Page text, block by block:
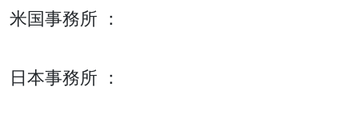
米国事務所 ：
日本事務所 ：